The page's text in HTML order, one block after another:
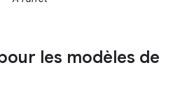
les modèles de